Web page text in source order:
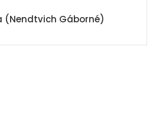
(Nendtvich Gáborné)